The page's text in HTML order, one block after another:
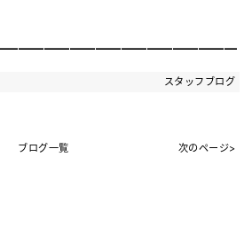
スタッフブログ
ブログ一覧 次のページ>